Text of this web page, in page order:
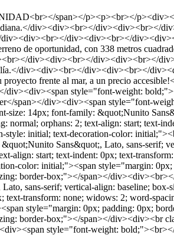
span></p><p><br></
div><div><br></div><div><br></
div><div><br></div><div><br></
de oportunidad, con 338 metros
div><div><br></div><div><br></
div><div><br></div><div><br></
proyecto frente al mar, a un precio
div><div><span style="font-weight:
span></div><div><span style="font-
14px; font-family: &quot;Nunito
normal; orphans: 2; text-align: start; text-
style: initial; text-decoration-color:
Sans&quot;, Lato, sans-serif;
align: start; text-indent: 0px; text-
color: initial;"><span style="margin:
border-box;"></span></
sans-serif; vertical-align: baseline;
text-transform: none; widows: 2; word-
style="margin: 0px; padding: 0px;
border-box;"></span></div><div><br
style="font-weight: